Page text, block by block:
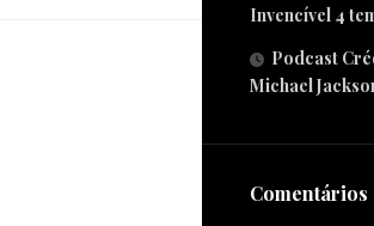
Invencível 4
Podcast
Michael
Comentários